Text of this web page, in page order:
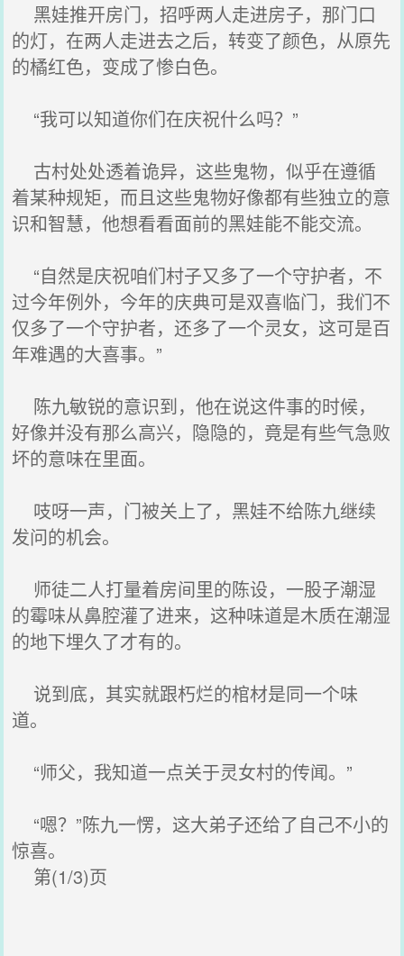
黑娃推开房门，招呼两人走进房子，那门口
的灯，在两人走进去之后，转变了颜色，从原先
的橘红色，变成了惨白色。
“我可以知道你们在庆祝什么吗？”
古村处处透着诡异，这些鬼物，似乎在遵循
着某种规矩，而且这些鬼物好像都有些独立的意
识和智慧，他想看看面前的黑娃能不能交流。
“自然是庆祝咱们村子又多了一个守护者，不
过今年例外，今年的庆典可是双喜临门，我们不
仅多了一个守护者，还多了一个灵女，这可是百
年难遇的大喜事。”
陈九敏锐的意识到，他在说这件事的时候，
好像并没有那么高兴，隐隐的，竟是有些气急败
坏的意味在里面。
吱呀一声，门被关上了，黑娃不给陈九继续
发问的机会。
师徒二人打量着房间里的陈设，一股子潮湿
的霉味从鼻腔灌了进来，这种味道是木质在潮湿
的地下埋久了才有的。
说到底，其实就跟朽烂的棺材是同一个味
道。
“师父，我知道一点关于灵女村的传闻。”
“嗯？”陈九一愣，这大弟子还给了自己不小的
惊喜。
第(1/3)页